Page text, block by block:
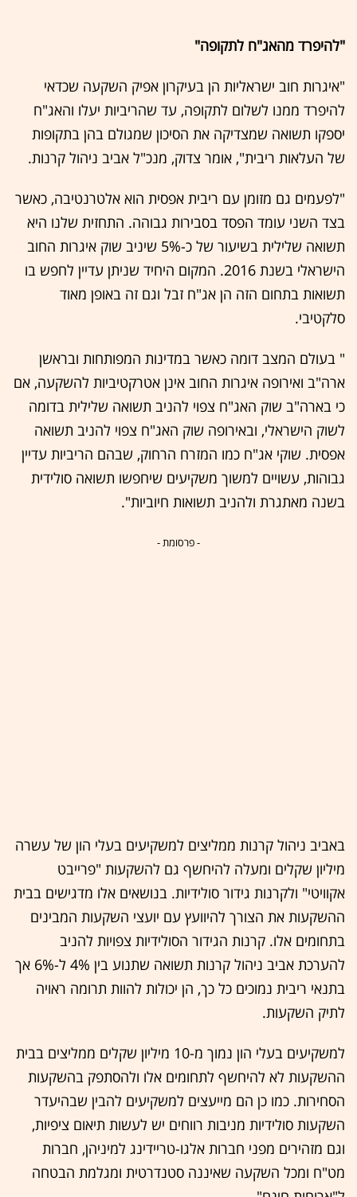
"להיפרד מהאג"ח לתקופה"
"איגרות חוב ישראליות הן בעיקרון אפיק השקעה שכדאי
להיפרד ממנו לשלום לתקופה, עד שהריביות יעלו והאג"ח
יספקו תשואה שמצדיקה את הסיכון שמגולם בהן בתקופות
של העלאות ריבית", אומר צדוק, מנכ"ל אביב ניהול קרנות.
"לפעמים גם מזומן עם ריבית אפסית הוא אלטרנטיבה, כאשר
בצד השני עומד הפסד בסבירות גבוהה. התחזית שלנו היא
תשואה שלילית בשיעור של כ-5% שיניב שוק איגרות החוב
הישראלי בשנת 2016. המקום היחיד שניתן עדיין לחפש בו
תשואות בתחום הזה הן אג"ח זבל וגם זה באופן מאוד
סלקטיבי.
" בעולם המצב דומה כאשר במדינות המפותחות ובראשן
ארה"ב ואירופה איגרות החוב אינן אטרקטיביות להשקעה, אם
כי בארה"ב שוק האג"ח צפוי להניב תשואה שלילית בדומה
לשוק הישראלי, ובאירופה שוק האג"ח צפוי להניב תשואה
אפסית. שוקי אג"ח כמו המזרח הרחוק, שבהם הריביות עדיין
גבוהות, עשויים למשוך משקיעים שיחפשו תשואה סולידית
בשנה מאתגרת ולהניב תשואות חיוביות".
- פרסומת -
באביב ניהול קרנות ממליצים למשקיעים בעלי הון של עשרה
מיליון שקלים ומעלה להיחשף גם להשקעות "פרייבט
אקוויטי" ולקרנות גידור סולידיות. בנושאים אלו מדגישים בבית
ההשקעות את הצורך להיוועץ עם יועצי השקעות המבינים
בתחומים אלו. קרנות הגידור הסולידיות צפויות להניב
להערכת אביב ניהול קרנות תשואה שתנוע בין 4% ל-6% אך
בתנאי ריבית נמוכים כל כך, הן יכולות להוות תרומה ראויה
לתיק השקעות.
למשקיעים בעלי הון נמוך מ-10 מיליון שקלים ממליצים בבית
ההשקעות לא להיחשף לתחומים אלו ולהסתפק בהשקעות
הסחירות. כמו כן הם מייעצים למשקיעים להבין שבהיעדר
השקעות סולידיות מניבות רווחים יש לעשות תיאום ציפיות,
וגם מזהירים מפני חברות אלגו-טריידינג למיניהן, חברות
מט"ח ומכל השקעה שאיננה סטנדרטית ומגלמת הבטחה